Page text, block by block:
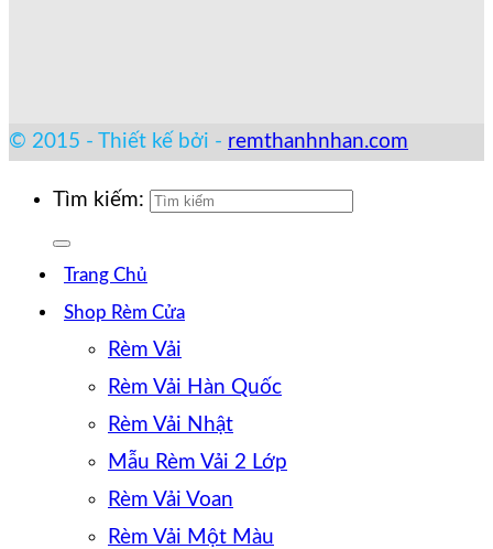
© 2015 - Thiết kế bởi - remthanhnhan.com
Tìm kiếm:
Trang Chủ
Shop Rèm Cửa
Rèm Vải
Rèm Vải Hàn Quốc
Rèm Vải Nhật
Mẫu Rèm Vải 2 Lớp
Rèm Vải Voan
Rèm Vải Một Màu